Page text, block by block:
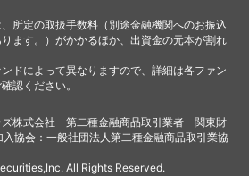
所定の取扱手数料（別途金融機関へのお振込
ます。）がかかるほか、出資金の元本が割れ
ドによって異なりますので、詳細は各ファン
認ください。
ズ株式会社 第二種金融商品取引業者 関東財
協会：一般社団法人第二種金融商品取引業協
All Rights Reserved.